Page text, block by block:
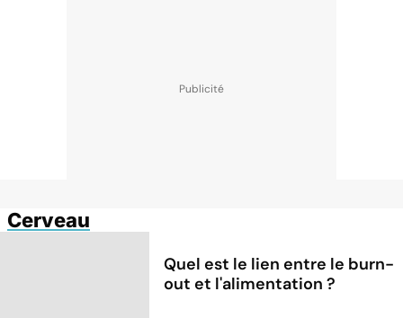
Cerveau
Quel est le lien entre le burn-
out et l'alimentation ?